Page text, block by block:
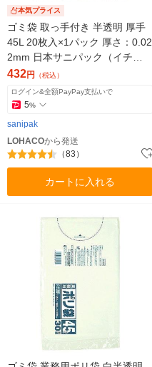
本気プライス
ゴミ袋 取っ手付き 半透明 厚手
45L 20枚入×1パック 厚さ：0.02
2mm 日本サニパック（イチオ
シ）
432円 （税込）
ログイン&全額PayPay支払いで
5%
sanipak
LOHACOから発送
（83）
カートに入れる